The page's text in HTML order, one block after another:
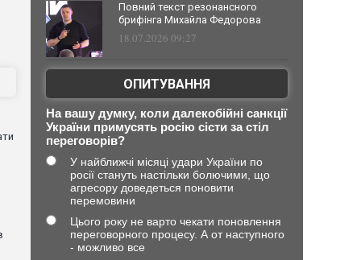
Повний текст резонансного
брифінга Михайла Федорова
18.07.2026 09:27
ОПИТУВАННЯ
На вашу думку, коли далекобійні санкції
України примусять росію сісти за стіл
переговорів?
У найближчі місяці удари України по
росії стануть настільки болючими, що
агресору доведеться поновити
перемовини
Цього року не варто чекати поновлення
переговорного процесу. А от наступного
- можливо все